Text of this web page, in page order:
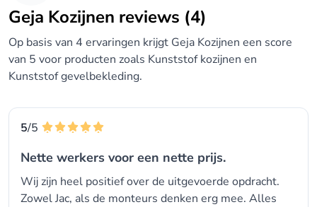
Geja Kozijnen reviews (4)
Op basis van 4 ervaringen krijgt Geja Kozijnen een score
van 5 voor producten zoals Kunststof kozijnen en
Kunststof gevelbekleding.
5/5
Nette werkers voor een nette prijs.
Wij zijn heel positief over de uitgevoerde opdracht.
Zowel Jac, als de monteurs denken erg mee. Alles